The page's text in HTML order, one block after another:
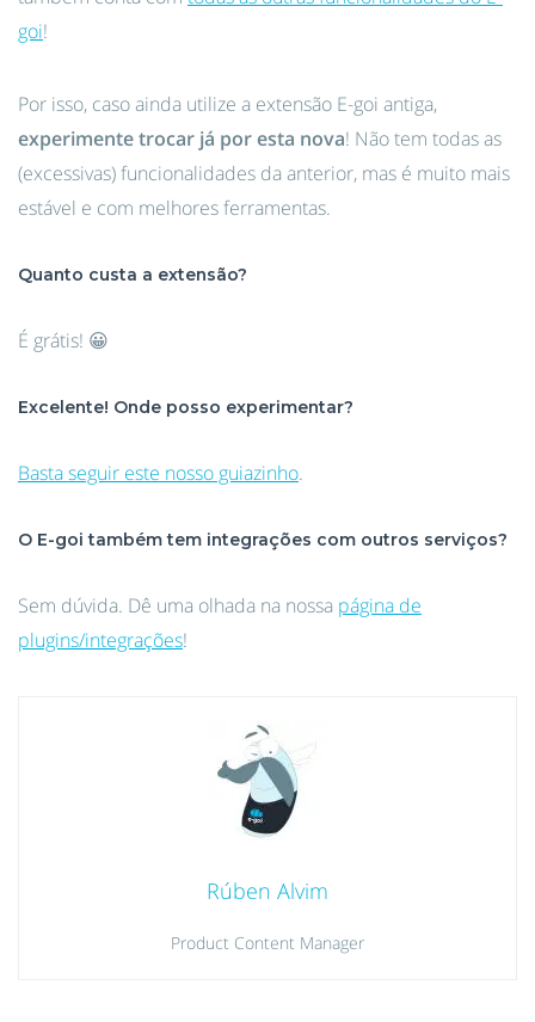
goi!
Por isso, caso ainda utilize a extensão E-goi antiga,
experimente trocar já por esta nova! Não tem todas as
(excessivas) funcionalidades da anterior, mas é muito mais
estável e com melhores ferramentas.
Quanto custa a extensão?
É grátis! 😀
Excelente! Onde posso experimentar?
Basta seguir este nosso guiazinho.
O E-goi também tem integrações com outros serviços?
Sem dúvida. Dê uma olhada na nossa página de
plugins/integrações!
Rúben Alvim
Product Content Manager